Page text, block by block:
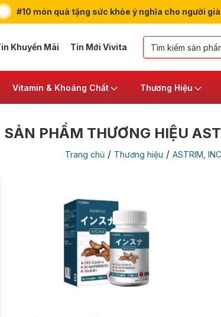
#10 món quà tặng sức khỏe ý nghĩa cho người già
Khuyến Mãi Tin Mới Vivita
Vitamin & Khoáng Chất Thương Hiệu
SẢN PHẨM THƯƠNG HIỆU
Trang chủ/ Thương hiệu / ASTRIM, INC